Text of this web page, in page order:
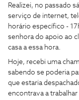
Realizei, no passado
serviço de internet,
horário específico -
senhora do apoio ao
casa a essa hora.
Hoje, recebi uma
sabendo se poderia
que estaria
encontrava a